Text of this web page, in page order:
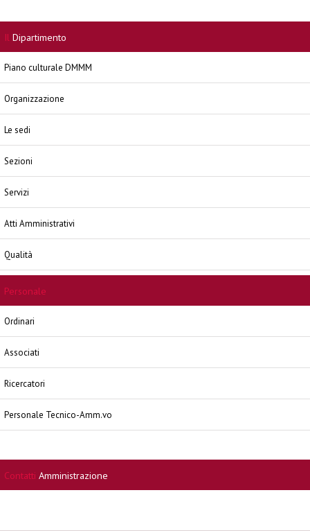
Il Dipartimento
Piano culturale DMMM
Organizzazione
Le sedi
Sezioni
Servizi
Atti Amministrativi
Qualità
Personale
Ordinari
Associati
Ricercatori
Personale Tecnico-Amm.vo
Contatti Amministrazione